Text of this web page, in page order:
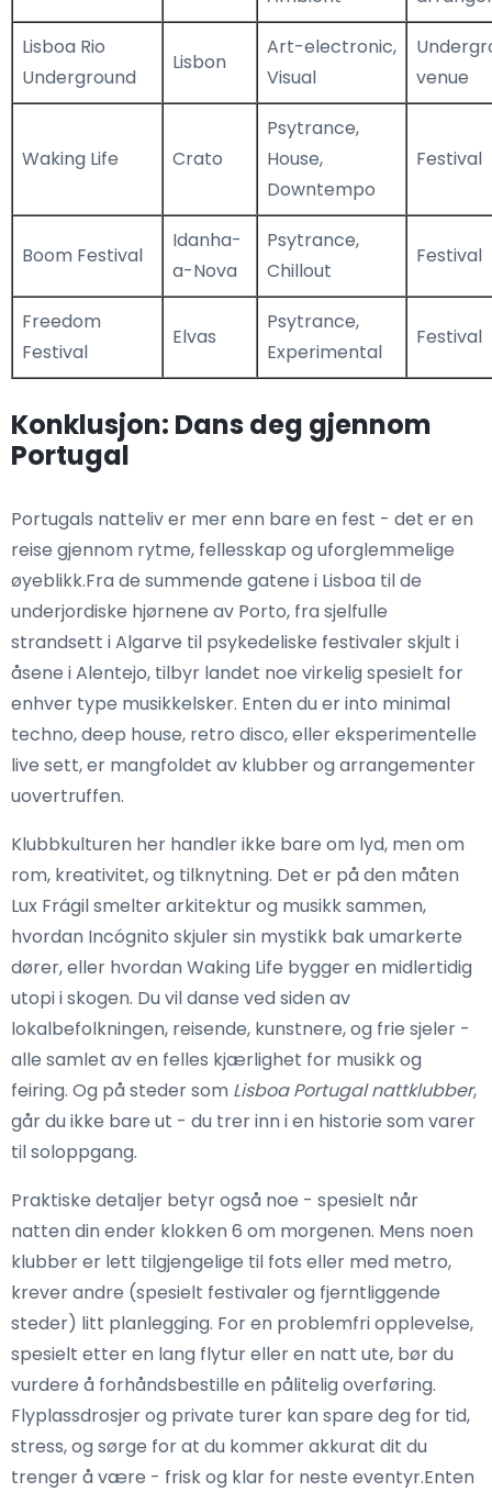
Lisboa Rio
Underground
Lisbon
Art-electronic,
Visual
venue
Waking Life Crato
Psytrance,
House,
Downtempo
Festival
Boom Festival
Idanha-
a-Nova
Psytrance,
Chillout
Festival
Freedom
Festival
Elvas
Psytrance,
Experimental
Festival
Konklusjon: Dans deg gjennom
Portugal
Portugals natteliv er mer enn bare en fest - det er en
reise gjennom rytme, fellesskap og uforglemmelige
øyeblikk.Fra de summende gatene i Lisboa til de
underjordiske hjørnene av Porto, fra sjelfulle
strandsett i Algarve til psykedeliske festivaler skjult i
åsene i Alentejo, tilbyr landet noe virkelig spesielt for
enhver type musikkelsker. Enten du er into minimal
techno, deep house, retro disco, eller eksperimentelle
live sett, er mangfoldet av klubber og arrangementer
uovertruffen.
Klubbkulturen her handler ikke bare om lyd, men om
rom, kreativitet, og tilknytning. Det er på den måten
Lux Frágil smelter arkitektur og musikk sammen,
hvordan Incógnito skjuler sin mystikk bak umarkerte
dører, eller hvordan Waking Life bygger en midlertidig
utopi i skogen. Du vil danse ved siden av
lokalbefolkningen, reisende, kunstnere, og frie sjeler -
alle samlet av en felles kjærlighet for musikk og
feiring. Og på steder som Lisboa Portugal nattklubber,
går du ikke bare ut - du trer inn i en historie som varer
til soloppgang.
Praktiske detaljer betyr også noe - spesielt når
natten din ender klokken 6 om morgenen. Mens noen
klubber er lett tilgjengelige til fots eller med metro,
krever andre (spesielt festivaler og fjerntliggende
steder) litt planlegging. For en problemfri opplevelse,
spesielt etter en lang flytur eller en natt ute, bør du
vurdere å forhåndsbestille en pålitelig overføring.
Flyplassdrosjer og private turer kan spare deg for tid,
stress, og sørge for at du kommer akkurat dit du
trenger å være - frisk og klar for neste eventyr.Enten